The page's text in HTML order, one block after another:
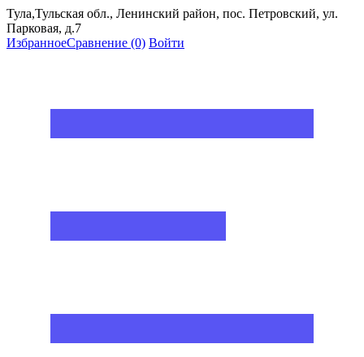
Тула,Тульская обл., Ленинский район, пос. Петровский, ул.
Парковая, д.7
ИзбранноеСравнение (0) Войти